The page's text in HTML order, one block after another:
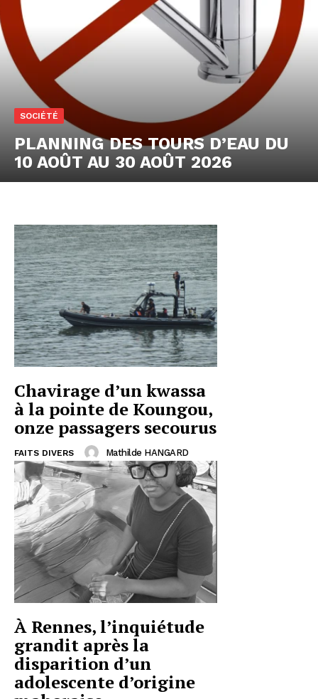
SOCIÉTÉ
PLANNING DES TOURS D’EAU DU
10 AOÛT AU 30 AOÛT 2026
Chavirage d’un kwassa
à la pointe de Koungou,
onze passagers secourus
FAITS DIVERS Mathilde HANGARD
À Rennes, l’inquiétude
grandit après la
disparition d’un
adolescente d’origine